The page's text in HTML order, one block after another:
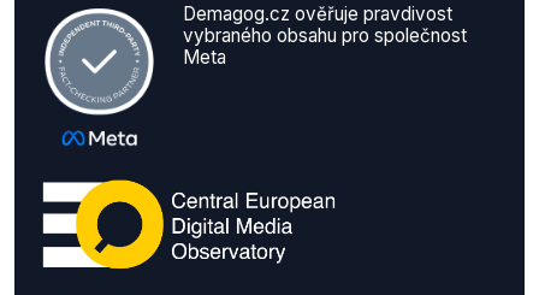
Demagog.cz ověřuje pravdivost
vybraného obsahu pro společnost
Meta